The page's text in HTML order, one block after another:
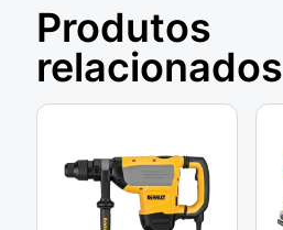
Produtos
relacionados